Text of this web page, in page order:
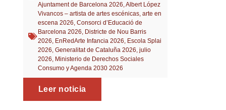
Ajuntament de Barcelona 2026 Albert López
Vivancos – artista de artes escénicas, arte en
escena 2026 Consorci d’Educació de
Barcelona 2026 Districte de Nou Barris
2026 EnRedArte Infancia 2026 Escola Splai
2026 Generalitat de Cataluña 2026 julio
2026 Ministerio de Derechos Sociales
Consumo y Agenda 2030 2026
Leer noticia